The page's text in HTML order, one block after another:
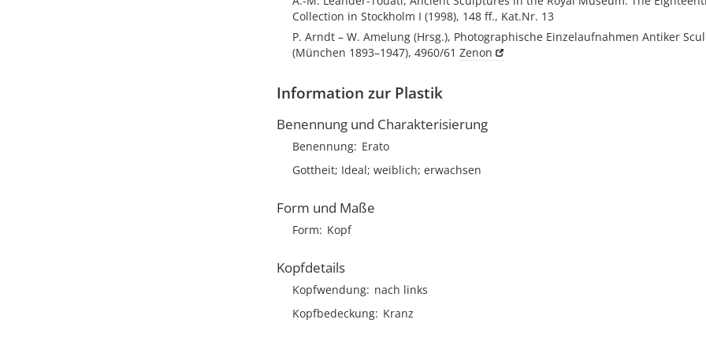
Collection in Stockholm I (1998), 148 ff., Kat.Nr. 13
P. Arndt – W. Amelung (Hrsg.), Photographische Einzelaufnahmen Antiker
(München 1893–1947), 4960/61 Zenon
Information zur Plastik
Benennung und Charakterisierung
Benennung Erato
Gottheit; Ideal; weiblich; erwachsen
Form und Maße
Form Kopf
Kopfdetails
Kopfwendung nach links
Kopfbedeckung Kranz